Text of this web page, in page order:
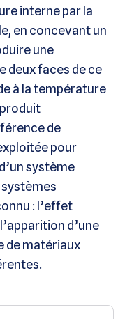
interne par la
en concevant un
une
deux faces de ce
à la température
de
pour
système
: l’effet
d’une
de matériaux